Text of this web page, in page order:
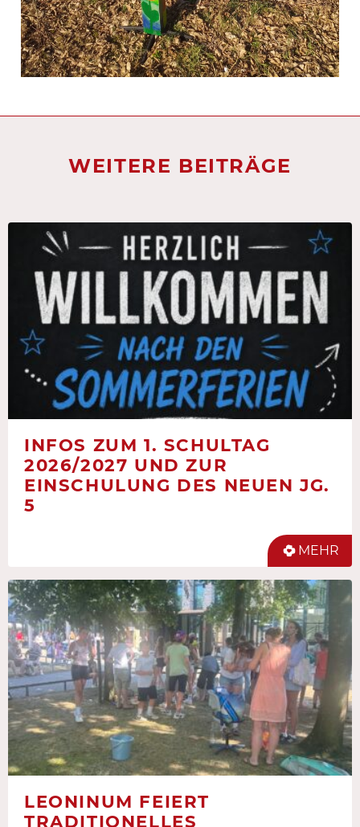
WEITERE BEITRÄGE
INFOS ZUM 1. SCHULTAG
2026/2027 UND ZUR
EINSCHULUNG DES NEUEN JG.
5
MEHR
LEONINUM FEIERT
TRADITIONELLES